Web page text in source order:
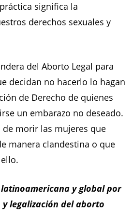
significa la
derechos sexuales y
del Aborto Legal para
decidan no hacerlo lo hagan
de Derecho de quienes
un embarazo no deseado.
de morir las mujeres que
manera clandestina o que
latinoamericana y global por
legalización del aborto